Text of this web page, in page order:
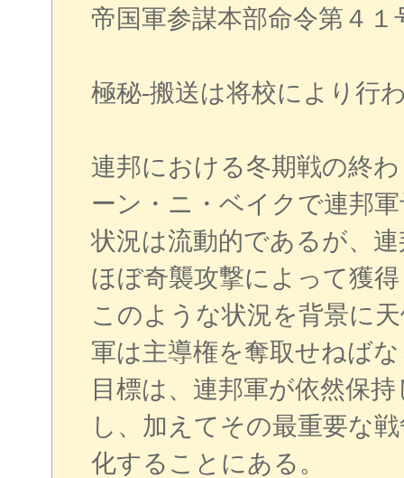
帝国軍参謀本部命令第４１
極秘‐搬送は将校により行
連邦における冬期戦の終
ーン・ニ・ベイクで連邦
状況は流動的であるが、
ほぼ奇襲攻撃によって獲
このような状況を背景に
軍は主導権を奪取せねば
目標は、連邦軍が依然保
し、加えてその最重要な
化することにある。